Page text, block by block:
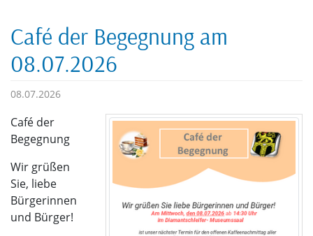
Café der Begegnung am
08.07.2026
08.07.2026
Café der
Begegnung
Wir grüßen
Sie, liebe
Bürgerinnen
und Bürger!